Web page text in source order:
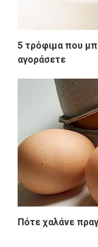
5 τρόφιμα που
αγοράσετε
Πότε χαλάνε